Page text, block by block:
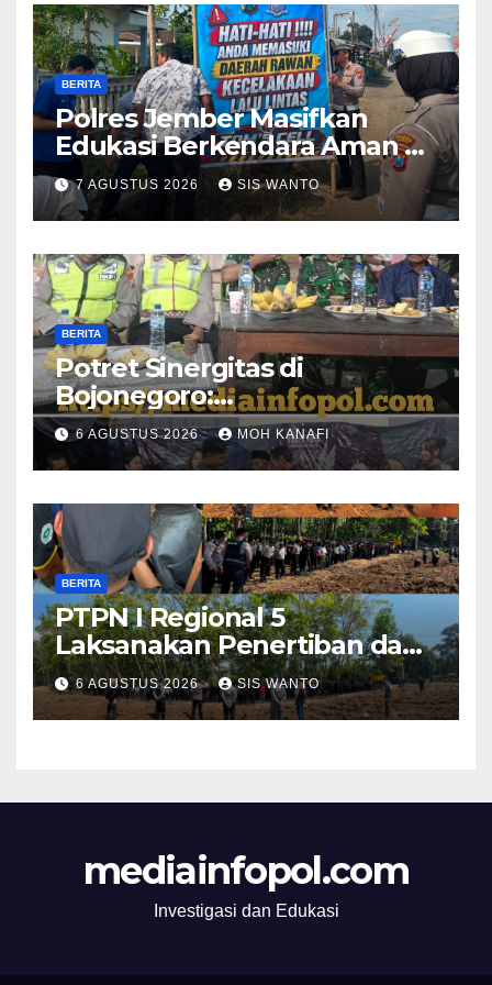
BERITA
Polres Jember Masifkan
Edukasi Berkendara Aman di
Titik Rawan Kecelakaan
7 AGUSTUS 2026 SIS WANTO
BERITA
​Potret Sinergitas di
Bojonegoro:
Bhabinkamtibmas dan
Babinsa Hadir Lecehkan
Sekat, Amankan Pesta
Warga
6 AGUSTUS 2026 MOH KANAFI
BERITA
PTPN I Regional 5
Laksanakan Penertiban dan
Pengamanan Aset
Perusahaan di Kebun
Mumbul dan Kebun
6 AGUSTUS 2026 SIS WANTO
mediainfopol.com
Investigasi dan Edukasi